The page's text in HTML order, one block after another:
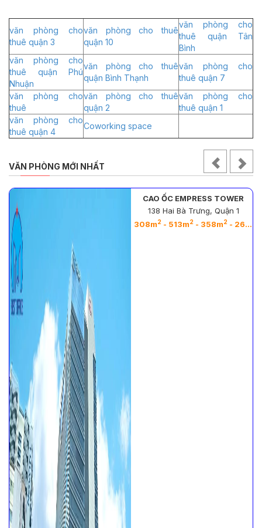
văn phòng cho
thuê quận 3
văn phòng cho thuê
quận 10
văn phòng cho
thuê quận Tân
Bình
văn phòng cho
thuê quận Phú
Nhuận
văn phòng cho thuê
quận Bình Thạnh
văn phòng cho
thuê quận 7
văn phòng cho
thuê
văn phòng cho thuê
quận 2
văn phòng cho
thuê quận 1
văn phòng cho
thuê quận 4
Coworking space
VĂN PHÒNG MỚI NHẤT
CAO ỐC EMPRESS TOWER
138 Hai Bà Trưng, Quận 1
308m2 - 513m2 - 358m2 - 263m